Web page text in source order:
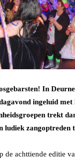
In
ingeluid
trekt
ludiek zangoptreden
de achttiende editie